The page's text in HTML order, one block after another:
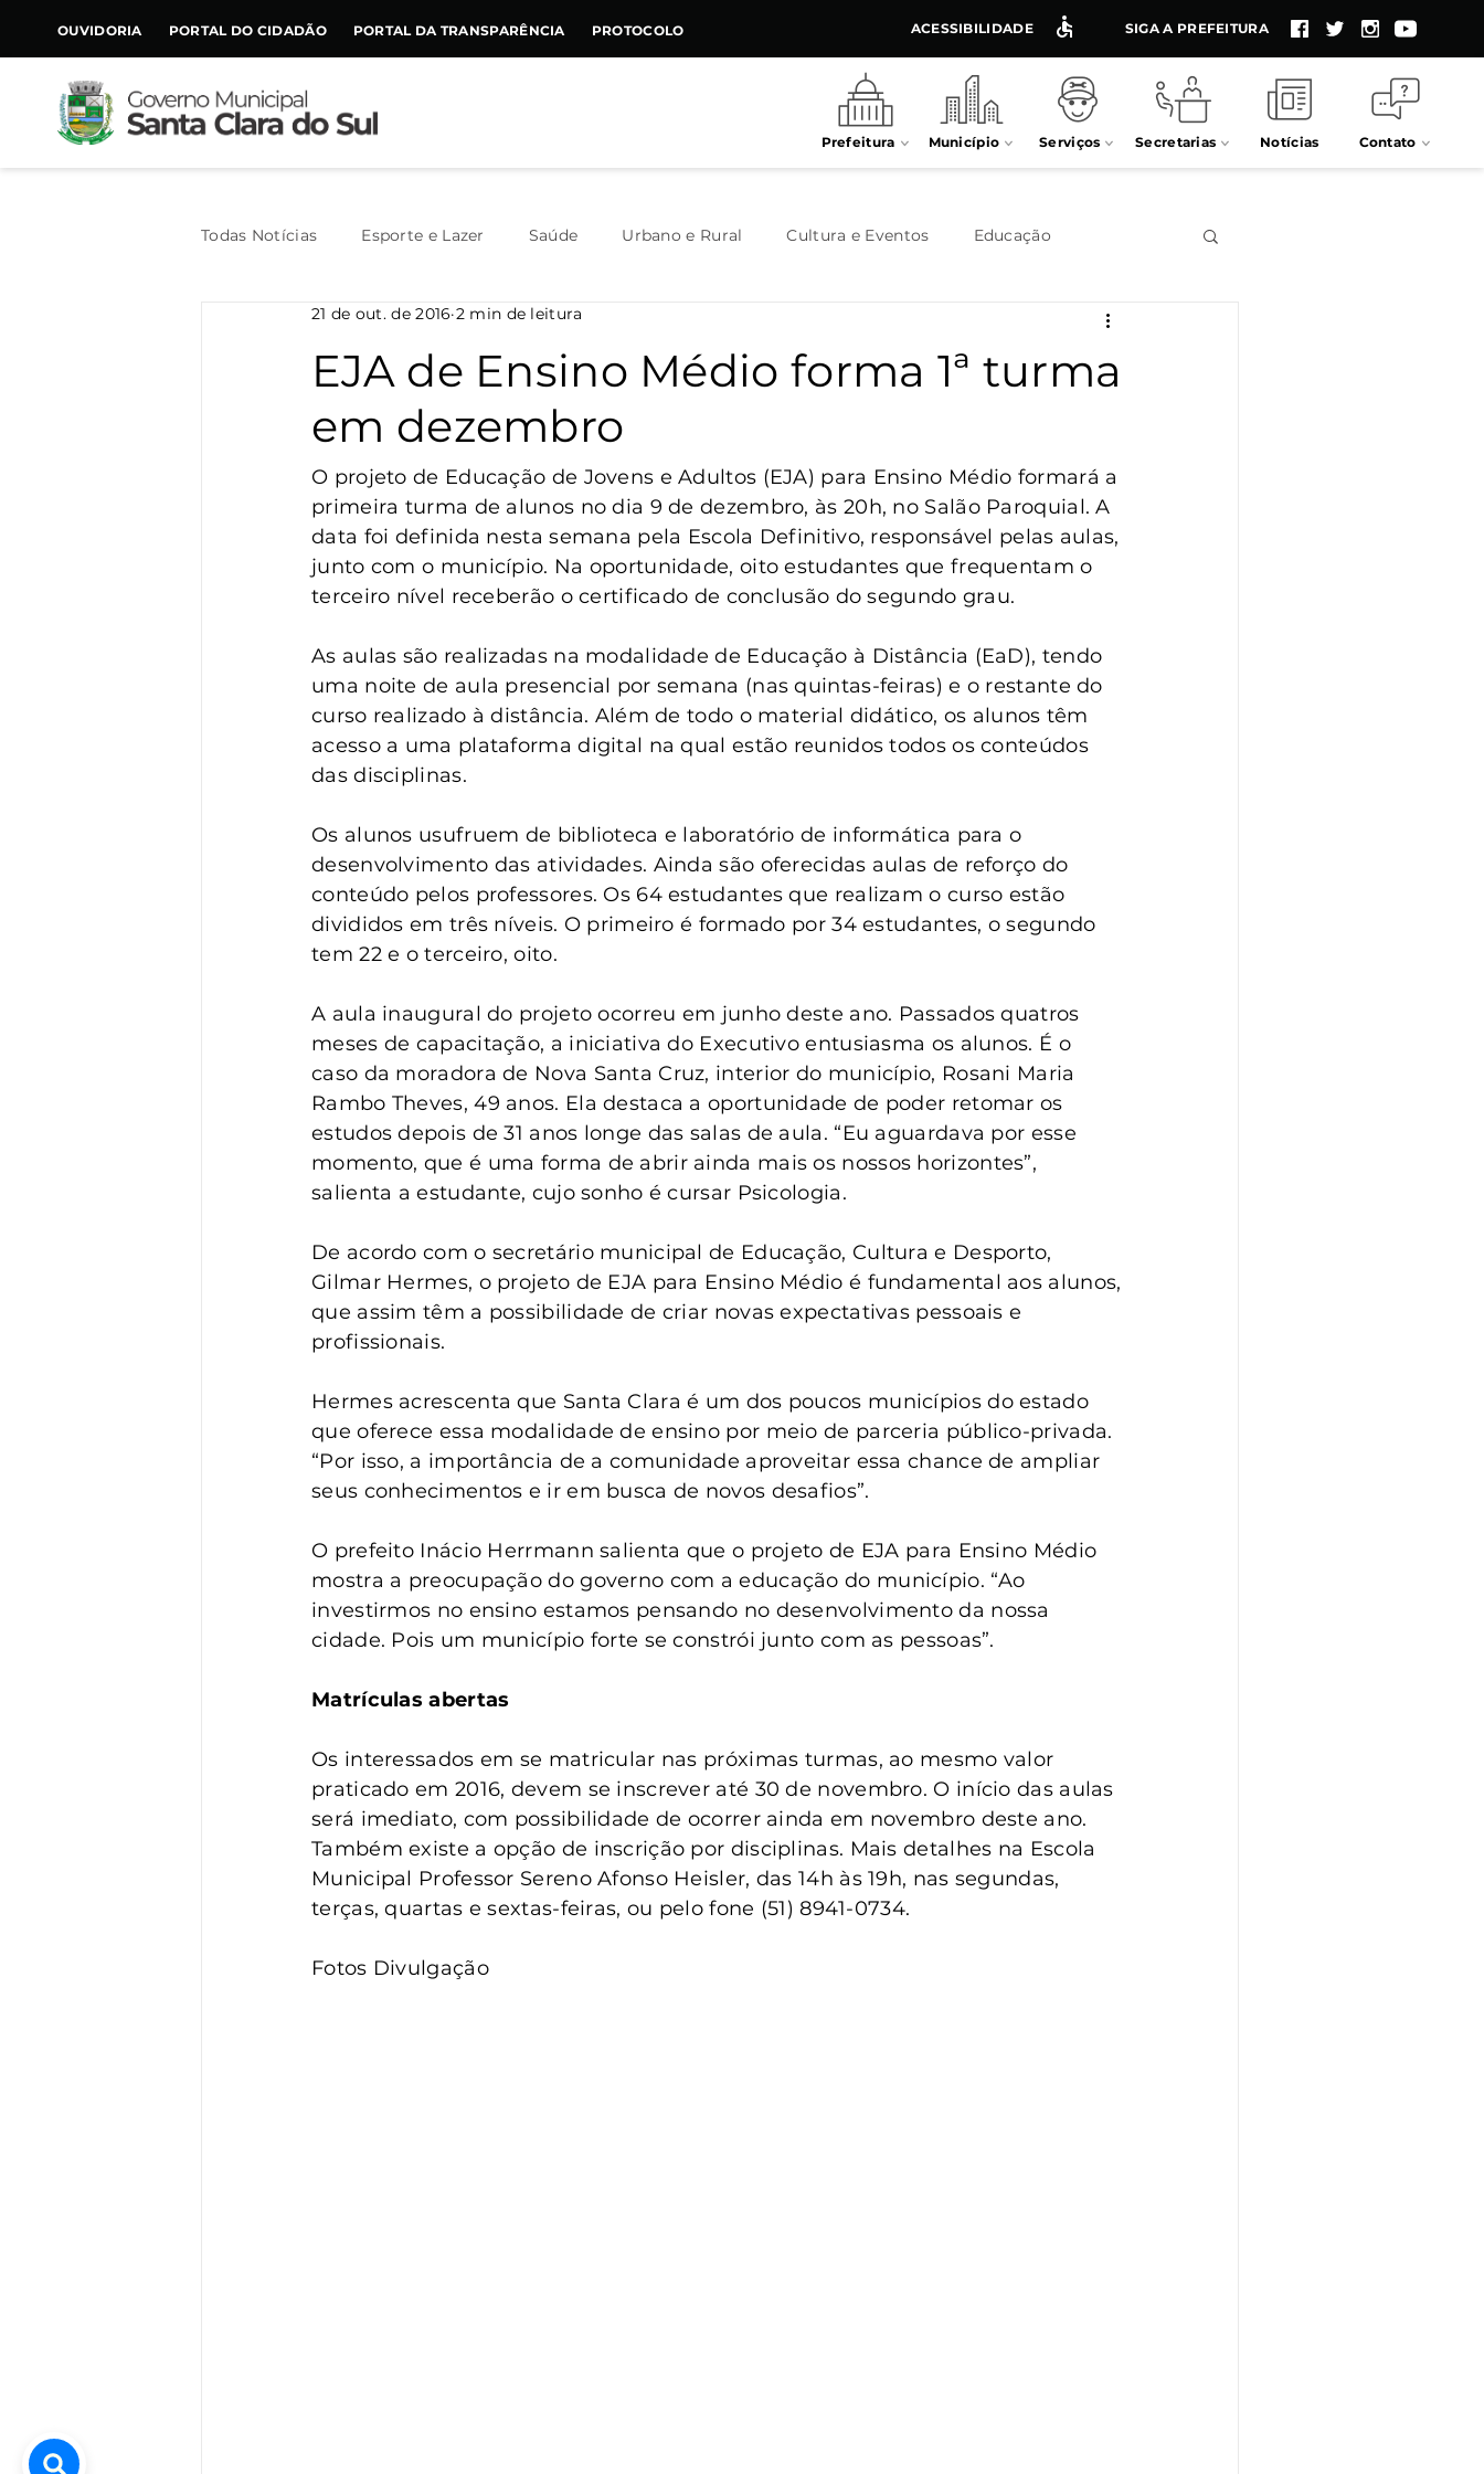
CONTEÚDO
OUVIDORIA PORTAL DO CIDADÃO PORTAL DA TRANSPARÊNCIA PROTOCOLO ACESSIBILIDADE SIGA A PREFEITURA
Prefeitura Município Serviços Secretarias Notícias Contato
Todas Notícias Esporte e Lazer Saúde Urbano e Rural Cultura e Eventos Educação
Assistência Social Geral Meio Ambiente
Trânsito Habitação
Vigilância Turismo Santa Clara do Sul Conselho Tutelar
EJA de Ensino Médio forma 1ª turma
em dezembro
21 de out. de 2016 2 min de leitura
O projeto de Educação de Jovens e Adultos (EJA) para Ensino Médio formará a
primeira turma de alunos no dia 9 de dezembro, às 20h, no Salão Paroquial. A
data foi definida nesta semana pela Escola Definitivo, responsável pelas aulas,
junto com o município. Na oportunidade, oito estudantes que frequentam o
terceiro nível receberão o certificado de conclusão do segundo grau.
As aulas são realizadas na modalidade de Educação à Distância (EaD), tendo
uma noite de aula presencial por semana (nas quintas-feiras) e o restante do
curso realizado à distância. Além de todo o material didático, os alunos têm
acesso a uma plataforma digital na qual estão reunidos todos os conteúdos
das disciplinas.
Os alunos usufruem de biblioteca e laboratório de informática para o
desenvolvimento das atividades. Ainda são oferecidas aulas de reforço do
conteúdo pelos professores. Os 64 estudantes que realizam o curso estão
divididos em três níveis. O primeiro é formado por 34 estudantes, o segundo
tem 22 e o terceiro, oito.
A aula inaugural do projeto ocorreu em junho deste ano. Passados quatros
meses de capacitação, a iniciativa do Executivo entusiasma os alunos. É o
caso da moradora de Nova Santa Cruz, interior do município, Rosani Maria
Rambo Theves, 49 anos. Ela destaca a oportunidade de poder retomar os
estudos depois de 31 anos longe das salas de aula. “Eu aguardava por esse
momento, que é uma forma de abrir ainda mais os nossos horizontes”,
salienta a estudante, cujo sonho é cursar Psicologia.
De acordo com o secretário municipal de Educação, Cultura e Desporto,
Gilmar Hermes, o projeto de EJA para Ensino Médio é fundamental aos alunos,
que assim têm a possibilidade de criar novas expectativas pessoais e
profissionais.
Hermes acrescenta que Santa Clara é um dos poucos municípios do estado
que oferece essa modalidade de ensino por meio de parceria público-privada.
“Por isso, a importância de a comunidade aproveitar essa chance de ampliar
seus conhecimentos e ir em busca de novos desafios”.
O prefeito Inácio Herrmann salienta que o projeto de EJA para Ensino Médio
mostra a preocupação do governo com a educação do município. “Ao
investirmos no ensino estamos pensando no desenvolvimento da nossa
cidade. Pois um município forte se constrói junto com as pessoas”.
Matrículas abertas
Os interessados em se matricular nas próximas turmas, ao mesmo valor
praticado em 2016, devem se inscrever até 30 de novembro. O início das aulas
será imediato, com possibilidade de ocorrer ainda em novembro deste ano.
Também existe a opção de inscrição por disciplinas. Mais detalhes na Escola
Municipal Professor Sereno Afonso Heisler, das 14h às 19h, nas segundas,
terças, quartas e sextas-feiras, ou pelo fone (51) 8941-0734.
Fotos Divulgação